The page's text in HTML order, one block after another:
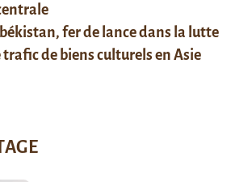
fer de lance dans la lutte
de biens culturels en Asie